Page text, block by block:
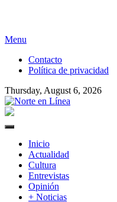
Skip
content
Menu
Contacto
Política de privacidad
Thursday, August 6, 2026
Primary
Inicio
Actualidad
Cultura
Entrevistas
Opinión
+ Noticias